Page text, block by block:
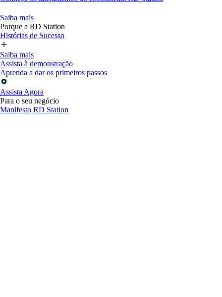
Saiba mais
Porque a RD Station
Histórias de Sucesso
Saiba mais
Assista à demonstração
Aprenda a dar os primeiros passos
Assista Agora
Para o seu negócio
Manifesto RD Station